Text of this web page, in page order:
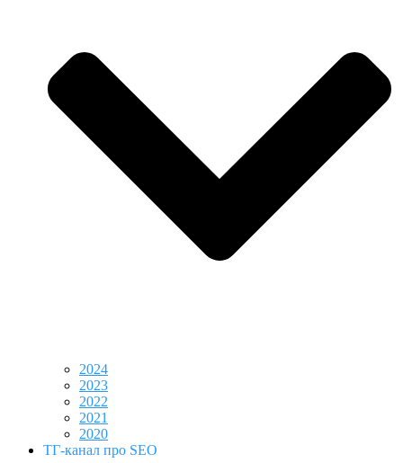
2024
2023
2022
2021
2020
ТГ-канал про SEO